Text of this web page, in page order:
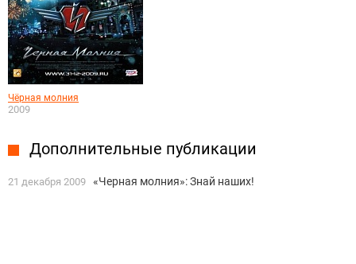
Чёрная молния
2009
Дополнительные публикации
21 декабря 2009 «Черная молния»: Знай наших!